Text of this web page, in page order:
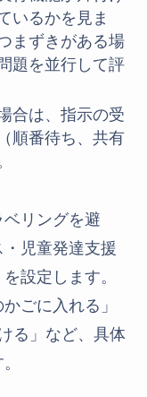
いるかを見ま
まずきがある場
題を並行して評
合は、指示の受
順番待ち、共有
リングを避
児童発達支援
設定します。
ごに入れる」
る」など、具体